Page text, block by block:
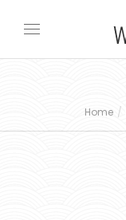
You are here:Home